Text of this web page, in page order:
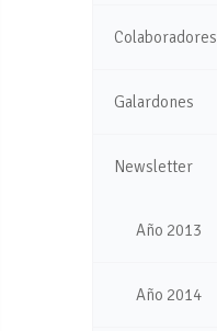
Colaboradores
Galardones
Newsletter
Año 2013
Año 2014